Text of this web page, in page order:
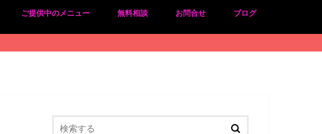
ご提供中のメニュー 無料相談 お問合せ ブログ